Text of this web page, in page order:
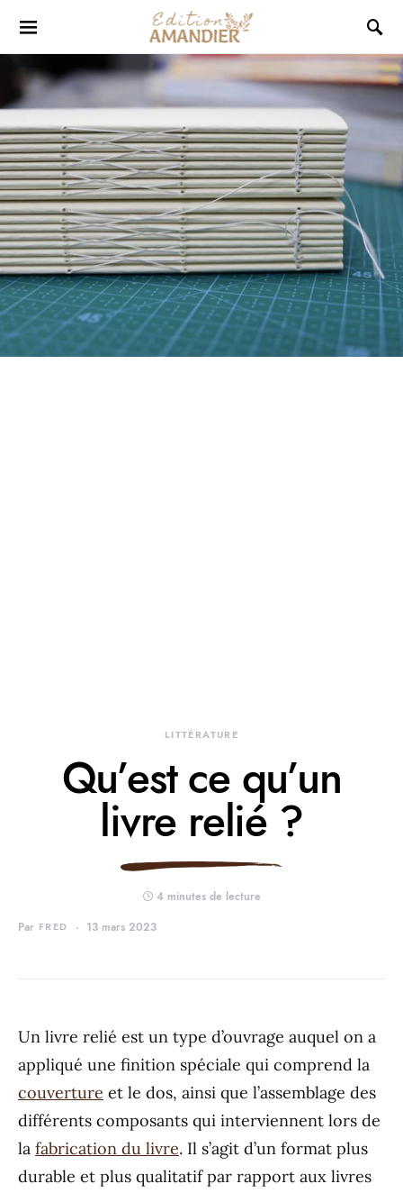
LITTÉRATURE
Qu’est ce qu’un
livre relié ?
4 minutes de lecture
Par FRED 13 mars 2023
Un livre relié est un type d’ouvrage auquel on a
appliqué une finition spéciale qui comprend la
couverture et le dos, ainsi que l’assemblage des
différents composants qui interviennent lors de
la fabrication du livre. Il s’agit d’un format plus
durable et plus qualitatif par rapport aux livres